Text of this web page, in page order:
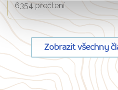
6354 přečtení
Zobrazit všechny